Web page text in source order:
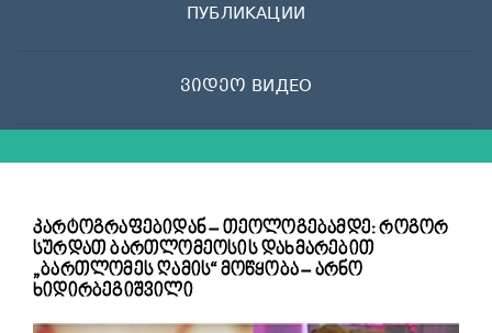
ПУБЛИКАЦИИ
ვიდეო ВИДЕО
კარტოგრაფებიდან – თეოლოგებამდე: როგორ
სურდათ ბართლომეოსის დახმარებით
„ბართლომეს ღამის“ მოწყობა – არნო
ხიდირბეგიშვილი